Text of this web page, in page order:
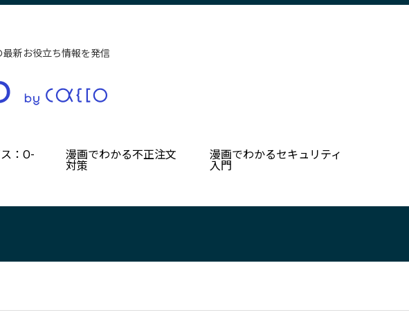
新お役立ち情報を発信
：O-
漫画でわかる不正注文
対策
漫画でわかるセキュリティ
入門